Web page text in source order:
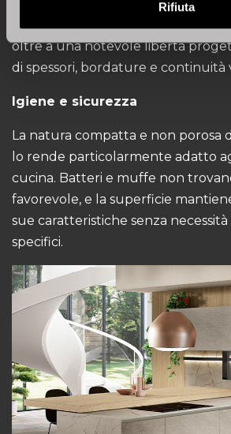
Rifiuta
impiegato anche per piani di
una buona resistenza chimica e
oltre a una notevole libertà
di spessori, bordature e continuità
Igiene e sicurezza
La natura compatta e non porosa
lo rende particolarmente adatto
cucina. Batteri e muffe non
favorevole, e la superficie
sue caratteristiche senza
specifici.